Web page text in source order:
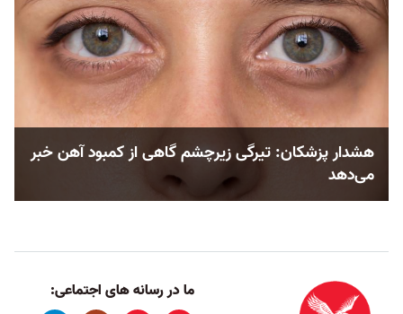
هشدار پزشکان: تیرگی زیرچشم گاهی از کمبود آهن خبر
می‌دهد
ما در رسانه های اجتماعی: